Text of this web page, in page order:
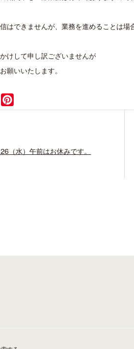
はできませんが、業務を進めることは場
けして申し訳ございませんが
願いいたします。
i
e
（水）午前はお休みです。